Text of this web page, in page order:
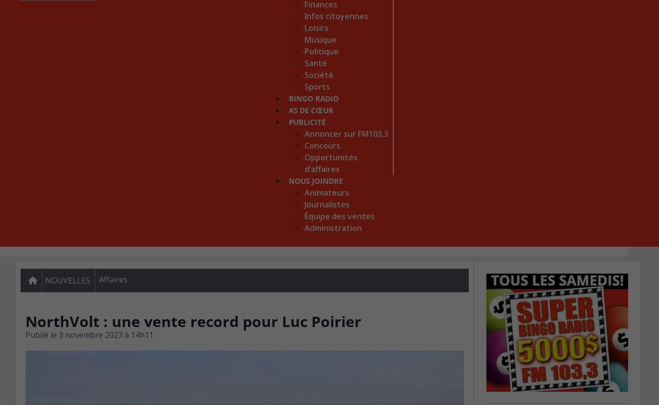
Finances
Infos citoyennes
Loisirs
Musique
Politique
Santé
Société
Sports
BINGO RADIO
AS DE CŒUR
PUBLICITÉ
Annoncer sur FM103,3
Concours
Opportunités
d’affaires
NOUS JOINDRE
Animateurs
Journalistes
Équipe des ventes
Administration
NOUVELLES Affaires
NorthVolt : une vente record pour Luc Poirier
Publié le 3 novembre 2023 à 14h11